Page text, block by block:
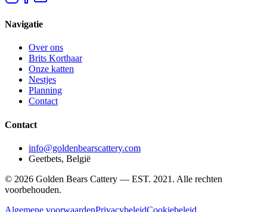
Navigatie
Over ons
Brits Korthaar
Onze katten
Nestjes
Planning
Contact
Contact
info@goldenbearscattery.com
Geetbets, België
© 2026 Golden Bears Cattery — EST. 2021 . Alle rechten
voorbehouden.
Algemene voorwaardenPrivacybeleidCookiebeleid